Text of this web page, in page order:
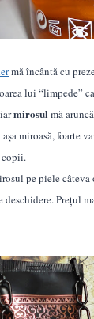
mă încântă cu
lui “limpede”
mirosulmă
miroasă,foarte
copii.
pe piele câteva
deschidere. Prețul